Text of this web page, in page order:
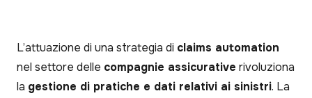
L’attuazione di una strategia di claims automation
nel settore delle compagnie assicurative rivoluziona
la gestione di pratiche e dati relativi ai sinistri. La